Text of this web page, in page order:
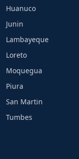
Huanuco
Junin
Lambayeque
Loreto
Moquegua
Piura
San Martin
Tumbes